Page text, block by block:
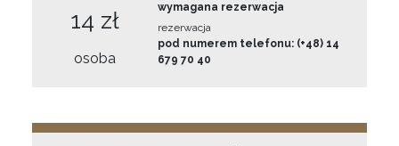
14 zł
osoba
wymagana rezerwacja
rezerwacja
pod numerem telefonu: (+48) 14
679 70 40